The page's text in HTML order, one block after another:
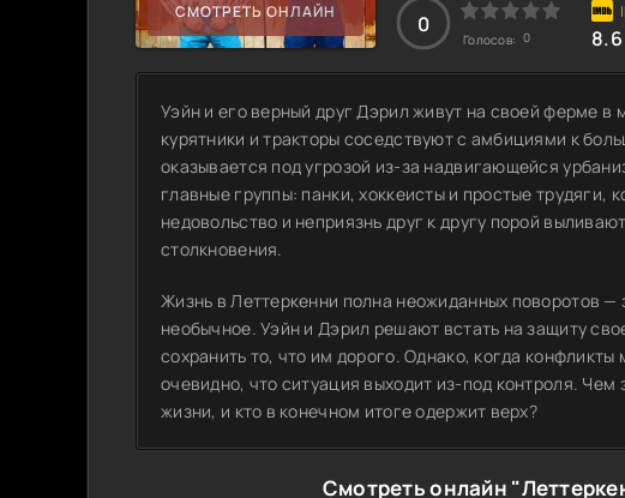
СМОТРЕТЬ ОНЛАЙН 0
Голосов: 0 8.6
Уэйн и его верный друг Дэрил живут на своей ферме в
курятники и тракторы соседствуют с амбициями к
оказывается под угрозой из-за надвигающейся
главные группы: панки, хоккеисты и простые трудяги,
недовольство и неприязнь друг к другу порой
столкновения.
Жизнь в Леттеркенни полна неожиданных поворотов
необычное. Уэйн и Дэрил решают встать на защиту
сохранить то, что им дорого. Однако, когда
очевидно, что ситуация выходит из-под контроля.
жизни, и кто в конечном итоге одержит верх?
Смотреть онлайн